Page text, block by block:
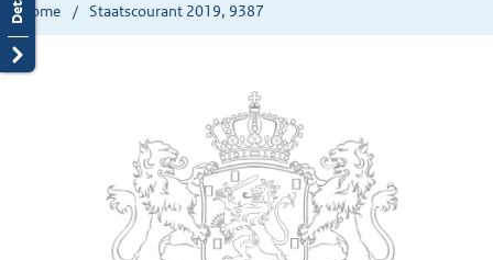
Home Staatscourant 2019, 9387